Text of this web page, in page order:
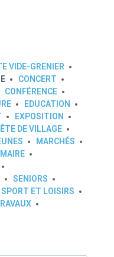
VIDE-GRENIER
CONCERT
CONFÉRENCE
EDUCATION
EXPOSITION
DE VILLAGE
MARCHÉS
SENIORS
SPORT ET LOISIRS